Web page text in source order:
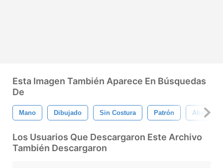
Esta Imagen También Aparece En Búsquedas
De
Mano Dibujado Sin Costura Patrón Abstracto
Los Usuarios Que Descargaron Este Archivo
También Descargaron